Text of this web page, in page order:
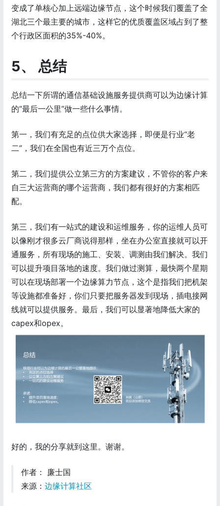
变成了单核心加上远端边缘节点，这个时候我们覆盖了全
湖北三个最主要的城市，这样它的优质覆盖区域占到了整
个行政区面积的35%-40%。
5、 总结
总结一下所谓的通信基础设施服务提供商可以为边缘计算
的“最后一公里”做一些什么事情。
第一，我们有充足的点位供大家选择，即便是行业“老
二”，我们在全国也有近三万个点位。
第二，我们提供公立第三方的方案建议，不管你的客户来
自三大运营商的哪个运营商，我们都有很好的方案相匹
配。
第三，我们有一站式的建设和运维服务，你的运维人员可
以像刚才很多云厂商说得那样，坐在办公室直接就可以开
通服务，所有现场的施工、安装、调测由我们解决。我们
可以提升项目落地的速度。我们做过测算，最快两个星期
可以在现场部署一个边缘算力节点，这个是指我们把机架
等设施都准备好，你们只要把服务器发到现场，插电接网
线就可以提供服务。最后，我们可以显著地降低大家的
capex和opex。
好的，我的分享就到这里。谢谢。
作者： 廉士国
来源： 边缘计算社区